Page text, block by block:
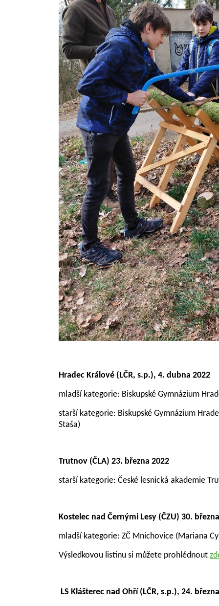
Hradec Králové (LČR, s.p.), 4. dubna 2022
mladší kategorie: Biskupské Gymnázium
starší kategorie: Biskupské Gymnázium
Staša)
Trutnov (ČLA) 23. března 2022
starší kategorie: České lesnická akademie
Kostelec nad Černými Lesy (ČZU) 30.
mladší kategorie: ZČ Mnichovice (Mariana
Výsledkovou listinu si můžete prohlédnout
LS Klášterec nad Ohří (LČR, s.p.), 24.